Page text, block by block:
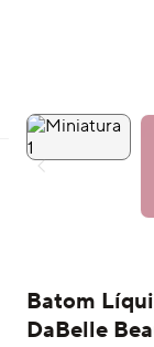
Batom
DaBelle